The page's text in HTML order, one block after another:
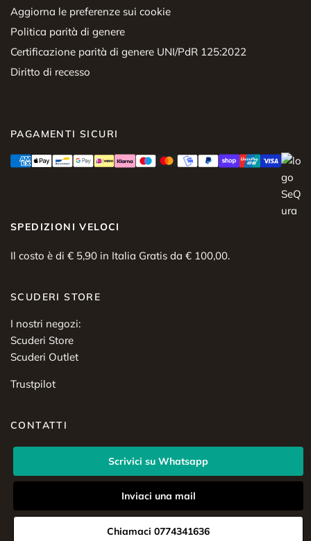
Aggiorna le preferenze sui cookie
Politica parità di genere
Certificazione parità di genere UNI/PdR 125:2022
Diritto di recesso
PAGAMENTI SICURI
SPEDIZIONI VELOCI
Il costo è di € 5,90 in Italia Gratis da € 100,00.
SCUDERI STORE
I nostri negozi:
Scuderi Store
Scuderi Outlet
Trustpilot
CONTATTI
Scrivici su Whatsapp
Inviaci una mail
Chiamaci 0774341636